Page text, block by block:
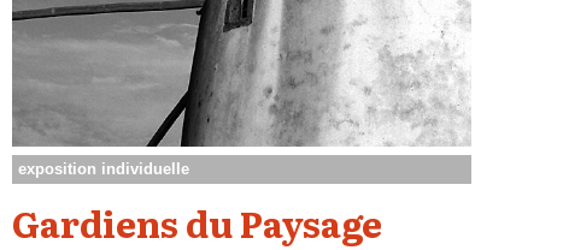
exposition individuelle
Gardiens du Paysage